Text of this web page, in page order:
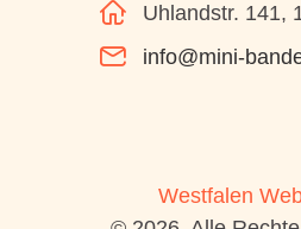
Uhlandstr. 141,
info@mini-
Westfalen